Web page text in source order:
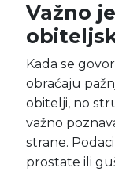
Važno
Kada se
obraćaju
obitelji, no
važno
strane.
prostate ili